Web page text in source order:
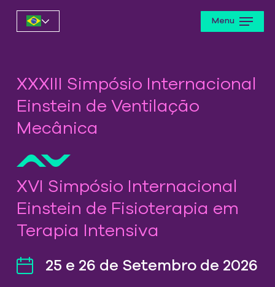
Menu
XXXIII Simpósio Internacional
Einstein de Ventilação
Mecânica
XVI Simpósio Internacional
Einstein de Fisioterapia em
Terapia Intensiva
25 e 26 de Setembro de 2026